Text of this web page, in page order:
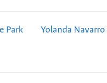
Park Yolanda